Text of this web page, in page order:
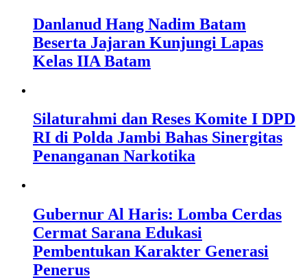
Danlanud Hang Nadim Batam
Beserta Jajaran Kunjungi Lapas
Kelas IIA Batam
Silaturahmi dan Reses Komite I DPD
RI di Polda Jambi Bahas Sinergitas
Penanganan Narkotika
Gubernur Al Haris: Lomba Cerdas
Cermat Sarana Edukasi
Pembentukan Karakter Generasi
Penerus